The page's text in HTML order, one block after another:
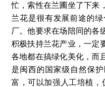
忙，索性在兰圃坐了下来
兰花是很有发展前途的
厂。他要求在场陪同的各
积极扶持兰花产业，一定
各地都在搞绿化美化，而
是闽西的国家级自然保
富，可以加强人工培植，